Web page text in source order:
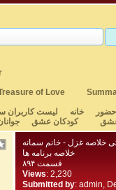
of Love
خانه لیست کاربران
عشق کودکان عشق
خلاصه غزل - خانم سمانه
خلاصه برنامه ها
قسمت ۸۹۴
Views: 2,230
Submitted by: admin,